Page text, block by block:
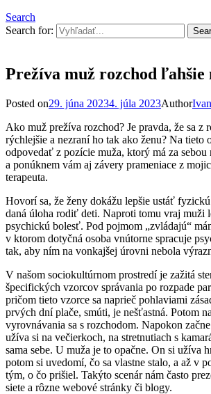
Search
Search for:
Prežíva muž rozchod ľahšie
Posted on29. júna 20234. júla 2023Author
Ako muž prežíva rozchod? Je pravda, že sa z
rýchlejšie a nezraní ho tak ako ženu? Na tieto
odpovedať z pozície muža, ktorý má za
a ponúknem vám aj závery prameniace z
terapeuta.
Hovorí sa, že ženy dokážu lepšie ustáť
daná úloha rodiť deti. Naproti tomu vraj muži
psychickú bolesť. Pod pojmom „zvládajú“
v ktorom dotyčná osoba vnútorne spracuje
tak, aby ním na vonkajšej úrovni nebola
V našom sociokultúrnom prostredí je zažitá
špecifických vzorcov správania po rozpade
pričom tieto vzorce sa naprieč pohlaviami
prvých dní plače, smúti, je nešťastná. Potom
vyrovnávania sa s rozchodom. Napokon
užíva si na večierkoch, na stretnutiach s
sama sebe. U muža je to opačne. On si užíva
potom si uvedomí, čo sa vlastne stalo, a až v
tým, o čo prišiel. Takýto scenár nám často
siete a rôzne webové stránky či blogy.